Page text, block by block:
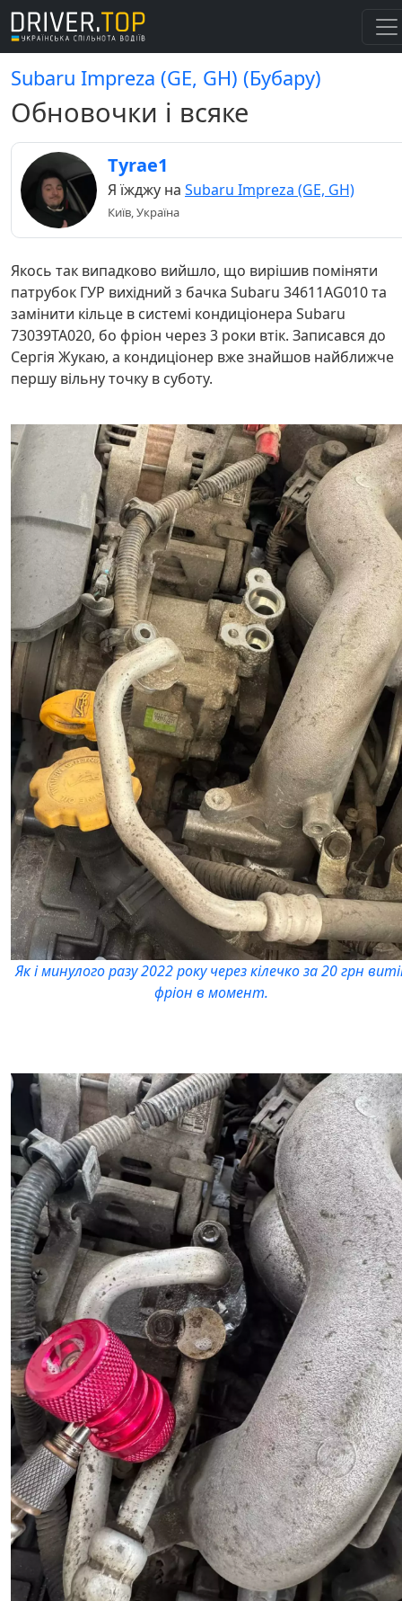
Subaru Impreza (GE, GH) (Бубару)
Обновочки і всяке
Tyrae1
Я їжджу на Subaru Impreza (GE, GH)
Київ, Україна
Якось так випадково вийшло, що вирішив поміняти
патрубок ГУР вихідний з бачка Subaru 34611AG010 та
замінити кільце в системі кондиціонера Subaru
73039TA020, бо фріон через 3 роки втік. Записався до
Сергія Жукаю, а кондиціонер вже знайшов найближче
першу вільну точку в суботу.
Як і минулого разу 2022 року через кілечко за 20 грн
фріон в момент.